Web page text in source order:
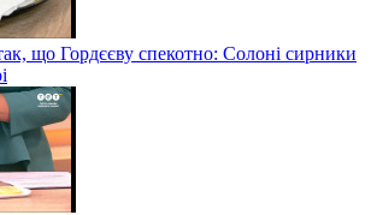
що Гордєєву спекотно: Солоні сирники